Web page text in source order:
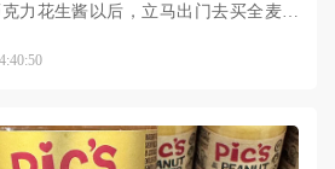
力花生酱以后，立马出门去买全麦吐